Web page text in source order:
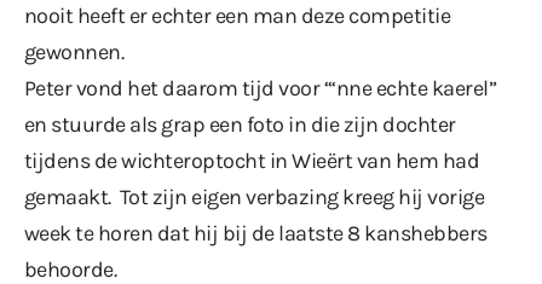
nooit heeft er echter een man deze competitie
gewonnen.
Peter vond het daarom tijd voor “‘nne echte kaerel”
en stuurde als grap een foto in die zijn dochter
tijdens de wichteroptocht in Wieërt van hem had
gemaakt. Tot zijn eigen verbazing kreeg hij vorige
week te horen dat hij bij de laatste 8 kanshebbers
behoorde.